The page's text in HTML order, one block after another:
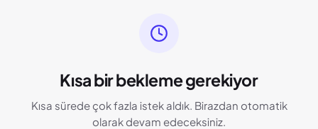
Kısa bir bekleme gerekiyor
Kısa sürede çok fazla istek aldık. Birazdan otomatik
olarak devam edeceksiniz.